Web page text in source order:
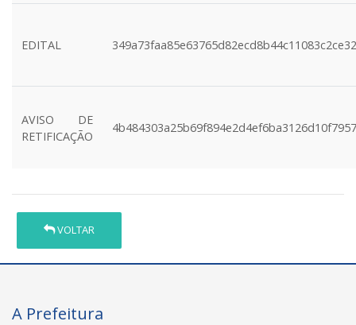
EDITAL
AVISO DE
RETIFICAÇÃO
VOLTAR
A Prefeitura